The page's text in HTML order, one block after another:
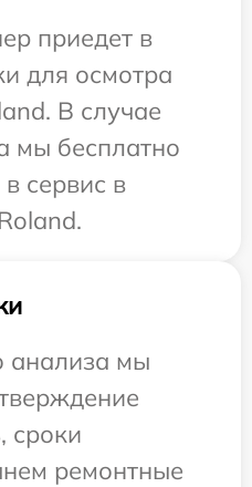
приедет в
для осмотра
В случае
мы бесплатно
сервис в
анализа мы
сроки
ремонтные